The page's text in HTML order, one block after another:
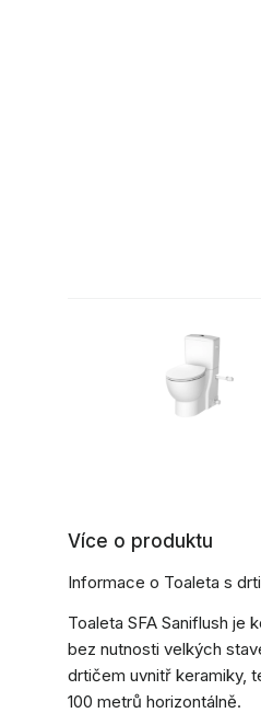
Více o produktu
Informace o Toaleta s
Toaleta SFA Saniflush je
bez nutnosti velkých
drtičem uvnitř keramiky,
100 metrů horizontálně.